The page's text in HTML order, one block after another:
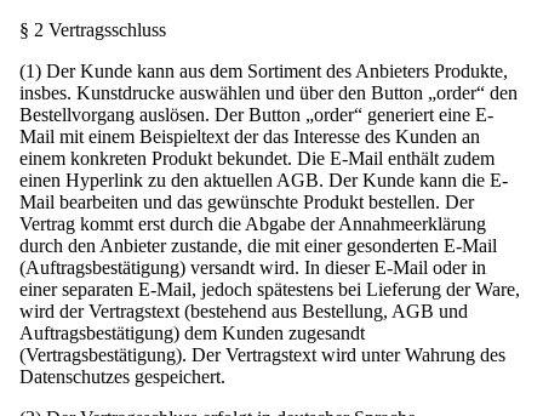
§ 2 Vertragsschluss
(1) Der Kunde kann aus dem Sortiment des Anbieters Produkte,
insbes. Kunstdrucke auswählen und über den Button „order“ den
Bestellvorgang auslösen. Der Button „order“ generiert eine E-
Mail mit einem Beispieltext der das Interesse des Kunden an
einem konkreten Produkt bekundet. Die E-Mail enthält zudem
einen Hyperlink zu den aktuellen AGB. Der Kunde kann die E-
Mail bearbeiten und das gewünschte Produkt bestellen. Der
Vertrag kommt erst durch die Abgabe der Annahmeerklärung
durch den Anbieter zustande, die mit einer gesonderten E-Mail
(Auftragsbestätigung) versandt wird. In dieser E-Mail oder in
einer separaten E-Mail, jedoch spätestens bei Lieferung der Ware,
wird der Vertragstext (bestehend aus Bestellung, AGB und
Auftragsbestätigung) dem Kunden zugesandt
(Vertragsbestätigung). Der Vertragstext wird unter Wahrung des
Datenschutzes gespeichert.